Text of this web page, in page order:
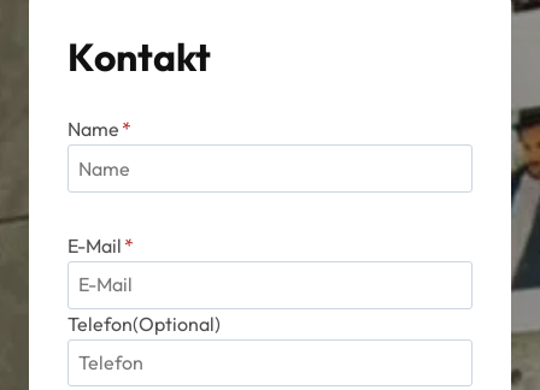
Produktseite
Kontakt
Name *
E-Mail *
Telefon(Optional)